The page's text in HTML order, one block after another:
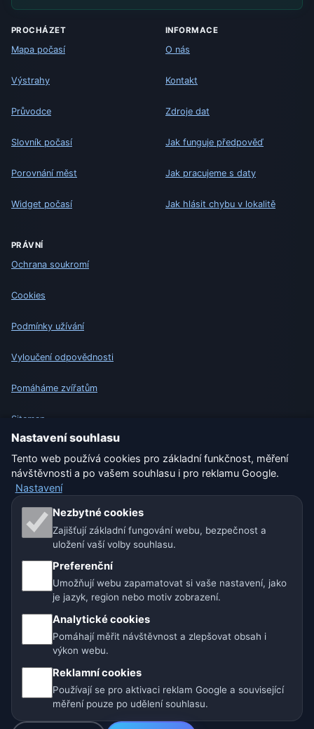
PROCHÁZET
Mapa počasí
Výstrahy
Průvodce
Slovník počasí
Porovnání měst
Widget počasí
INFORMACE
O nás
Kontakt
Zdroje dat
Jak funguje předpověď
Jak pracujeme s daty
Jak hlásit chybu v lokalitě
PRÁVNÍ
Ochrana soukromí
Cookies
Podmínky užívání
Vyloučení odpovědnosti
Pomáháme zvířatům
Sitemap
Nastavení
Naše weby o počasí:
🇨🇿 Česko 🇭🇷 Chorvatsko 🇧🇬 Bulharsko
🇩🇪🇦🇹🇨🇭 Německo / Rakousko / Švýcarsko
🌎 Latinská Amerika a Španělsko
🇮🇳 Jižní a jihovýchodní Asie
Provozovatel: Spolek Minizoo.cz z.s. | IČO: 21135550 |
info@pocasi.online
© 2026 Počasí Online · Meteorologická data: MET Norway · Open-
Meteo. Výstrahy počasí: ČHMÚ.
Nastavení souhlasu
Tento web používá cookies pro základní funkčnost, měření
návštěvnosti a po vašem souhlasu i pro reklamu Google.
Nastavení
Nezbytné cookies
Zajišťují základní fungování webu, bezpečnost a
uložení vaší volby souhlasu.
Preferenční
Umožňují webu zapamatovat si vaše nastavení, jako
je jazyk, region nebo motiv zobrazení.
Analytické cookies
Pomáhají měřit návštěvnost a zlepšovat obsah i
výkon webu.
Reklamní cookies
Používají se pro aktivaci reklam Google a související
měření pouze po udělení souhlasu.